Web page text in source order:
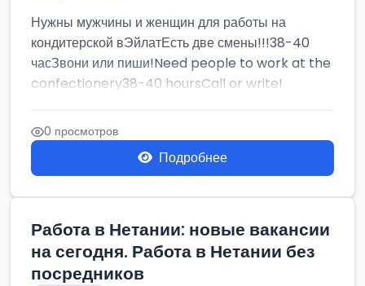
Нужны мужчины и женщин для работы на
кондитерской вЭйлатЕсть две смены!!!38-40
часЗвони или пиши!Need people to work at the
confectionery38-40 hoursCall or write!
0 просмотров
Подробнее
Работа в Нетании: новые вакансии
на сегодня. Работа в Нетании без
посредников